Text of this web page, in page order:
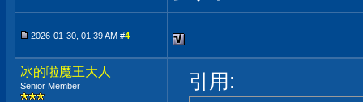
2026-01-30, 01:39 AM #4
冰的啦魔王大人
Senior Member 引用: